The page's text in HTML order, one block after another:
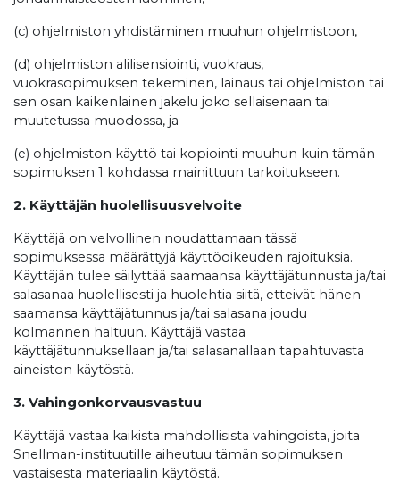
(c) ohjelmiston yhdistäminen muuhun ohjelmistoon,
(d) ohjelmiston alilisensiointi, vuokraus,
vuokrasopimuksen tekeminen, lainaus tai ohjelmiston tai
sen osan kaikenlainen jakelu joko sellaisenaan tai
muutetussa muodossa, ja
(e) ohjelmiston käyttö tai kopiointi muuhun kuin tämän
sopimuksen 1 kohdassa mainittuun tarkoitukseen.
2. Käyttäjän huolellisuusvelvoite
Käyttäjä on velvollinen noudattamaan tässä
sopimuksessa määrättyjä käyttöoikeuden rajoituksia.
Käyttäjän tulee säilyttää saamaansa käyttäjätunnusta ja/tai
salasanaa huolellisesti ja huolehtia siitä, etteivät hänen
saamansa käyttäjätunnus ja/tai salasana joudu
kolmannen haltuun. Käyttäjä vastaa
käyttäjätunnuksellaan ja/tai salasanallaan tapahtuvasta
aineiston käytöstä.
3. Vahingonkorvausvastuu
Käyttäjä vastaa kaikista mahdollisista vahingoista, joita
Snellman-instituutille aiheutuu tämän sopimuksen
vastaisesta materiaalin käytöstä.